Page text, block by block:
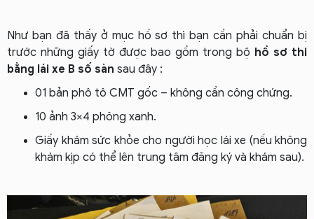
Như bạn đã thấy ở mục hồ sơ thì bạn cần phải chuẩn bị
trước những giấy tờ được bao gồm trong bộ hồ sơ thi
bằng lái xe B số sàn sau đây :
01 bản phô tô CMT gốc – không cần công chứng.
10 ảnh 3×4 phông xanh.
Giấy khám sức khỏe cho người học lái xe (nếu không
khám kịp có thể lên trung tâm đăng ký và khám sau).